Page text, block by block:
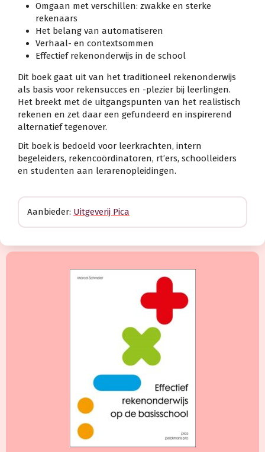
Omgaan met verschillen: zwakke en sterke
rekenaars
Het belang van automatiseren
Verhaal- en contextsommen
Effectief rekenonderwijs in de school
Dit boek gaat uit van het traditioneel rekenonderwijs
als basis voor rekensucces en -plezier bij leerlingen.
Het breekt met de uitgangspunten van het realistisch
rekenen en zet daar een gefundeerd en inspirerend
alternatief tegenover.
Dit boek is bedoeld voor leerkrachten, intern
begeleiders, rekencoördinatoren, rt’ers, schoolleiders
en studenten aan lerarenopleidingen.
Aanbieder: Uitgeverij Pica